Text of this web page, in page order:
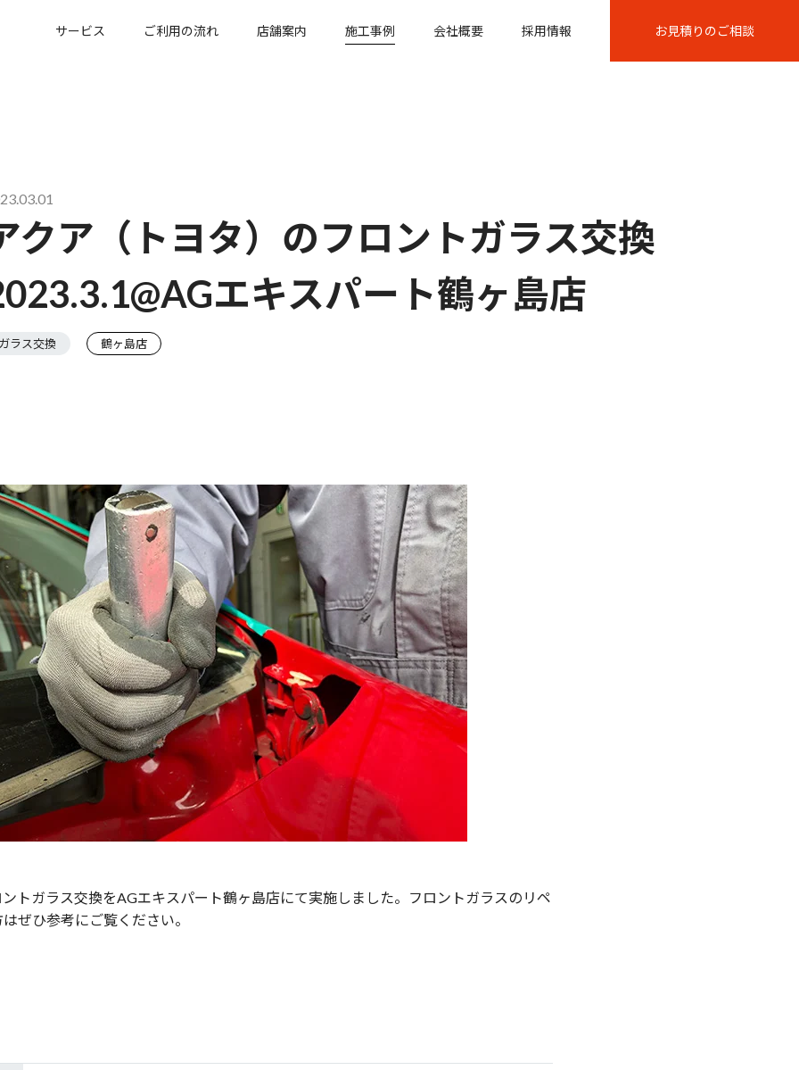
サービス ご利用の流れ 店舗案内 施工事例 会社概要 採用情報 お見積りのご相談
クア（トヨタ）のフロントガラス交換
エキスパート鶴ヶ島店
ラス交換 鶴ヶ島店
トガラス交換をAGエキスパート鶴ヶ島店にて実施しました。フロントガラスのリペ
ぜひ参考にご覧ください。